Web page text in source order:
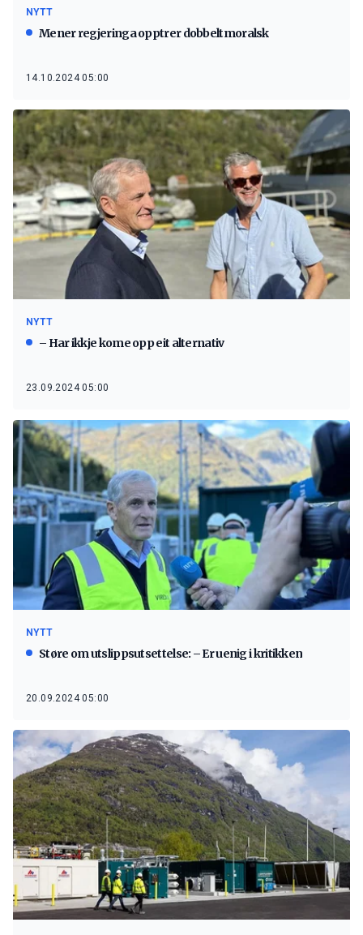
NYTT
Mener regjeringa opptrer dobbeltmoralsk
14.10.2024 05:00
NYTT
– Har ikkje kome opp eit alternativ
23.09.2024 05:00
NYTT
Støre om utslippsutsettelse: – Er uenig i kritikken
20.09.2024 05:00